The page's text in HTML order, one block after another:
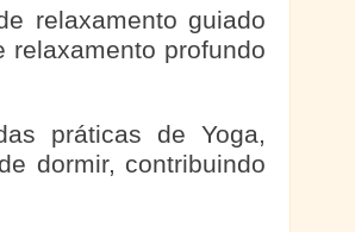
relaxamento guiado
relaxamento profundo
práticas de Yoga,
dormir, contribuindo